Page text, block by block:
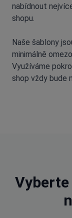
nabídnout
shopu.
Naše šablony
minimálně
Využíváme
shop vždy bude